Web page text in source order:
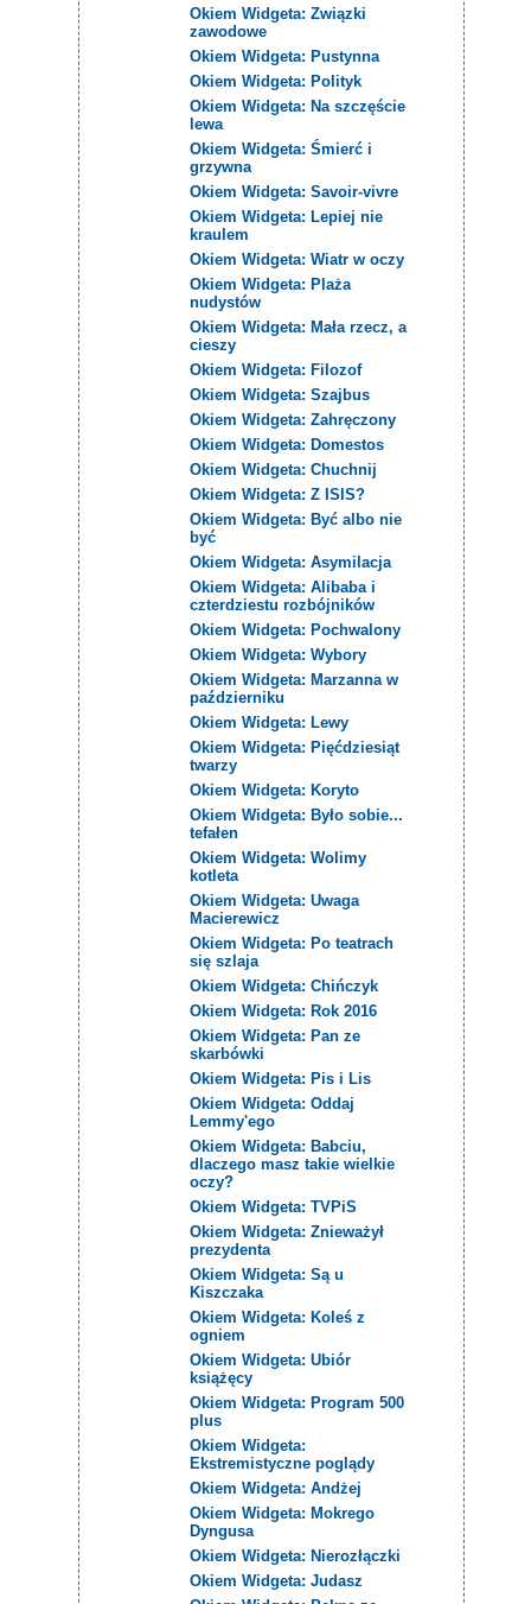
Okiem Widgeta: Związki
zawodowe
Okiem Widgeta: Pustynna
Okiem Widgeta: Polityk
Okiem Widgeta: Na szczęście
lewa
Okiem Widgeta: Śmierć i
grzywna
Okiem Widgeta: Savoir-vivre
Okiem Widgeta: Lepiej nie
kraulem
Okiem Widgeta: Wiatr w oczy
Okiem Widgeta: Plaża
nudystów
Okiem Widgeta: Mała rzecz, a
cieszy
Okiem Widgeta: Filozof
Okiem Widgeta: Szajbus
Okiem Widgeta: Zahręczony
Okiem Widgeta: Domestos
Okiem Widgeta: Chuchnij
Okiem Widgeta: Z ISIS?
Okiem Widgeta: Być albo nie
być
Okiem Widgeta: Asymilacja
Okiem Widgeta: Alibaba i
czterdziestu rozbójników
Okiem Widgeta: Pochwalony
Okiem Widgeta: Wybory
Okiem Widgeta: Marzanna w
październiku
Okiem Widgeta: Lewy
Okiem Widgeta: Pięćdziesiąt
twarzy
Okiem Widgeta: Koryto
Okiem Widgeta: Było sobie...
tefałen
Okiem Widgeta: Wolimy
kotleta
Okiem Widgeta: Uwaga
Macierewicz
Okiem Widgeta: Po teatrach
się szlaja
Okiem Widgeta: Chińczyk
Okiem Widgeta: Rok 2016
Okiem Widgeta: Pan ze
skarbówki
Okiem Widgeta: Pis i Lis
Okiem Widgeta: Oddaj
Lemmy'ego
Okiem Widgeta: Babciu,
dlaczego masz takie wielkie
oczy?
Okiem Widgeta: TVPiS
Okiem Widgeta: Znieważył
prezydenta
Okiem Widgeta: Są u
Kiszczaka
Okiem Widgeta: Koleś z
ogniem
Okiem Widgeta: Ubiór
książęcy
Okiem Widgeta: Program 500
plus
Okiem Widgeta:
Ekstremistyczne poglądy
Okiem Widgeta: Andżej
Okiem Widgeta: Mokrego
Dyngusa
Okiem Widgeta: Nierozłączki
Okiem Widgeta: Judasz